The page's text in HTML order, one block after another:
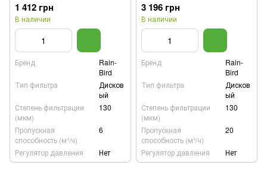
1 412 грн
В наличии
Бренд
Rain-
Bird
Тип фильтра
Дисков
ый
Степень фильтрации
(мкм)
130
Пропускная
способность (м³/ч)
6
Регулятор давления Нет
3 196 грн
В наличии
Бренд
Rain-
Bird
Тип фильтра
Дисков
ый
Степень фильтрации
(мкм)
130
Пропускная
способность (м³/ч)
20
Регулятор давления Нет